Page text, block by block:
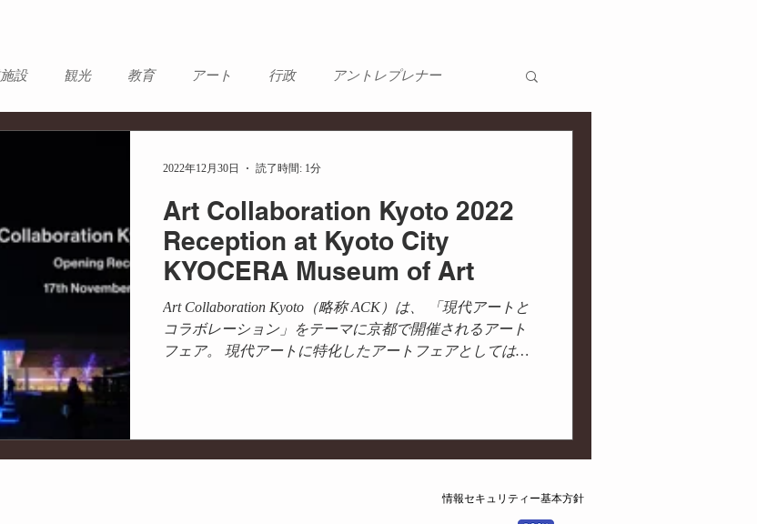
設 観光 教育 アート 行政 アントレプレナー
サステナビリティ 持続可能 プロデュース
Art Collaboration Kyoto 2022
Reception at Kyoto City
KYOCERA Museum of Art
Art Collaboration Kyoto（略称 ACK）は、 「現代アートと
コラボレーション」をテーマに京都で開催されるアート
フェア。 現代アートに特化したアートフェアとしては、
2022年12月30日 読了時間: 1分
情報セキュリティー基本方針